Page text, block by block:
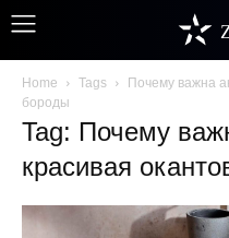
Home Tags
Почему важна
бороды
Tag: Почему
красивая